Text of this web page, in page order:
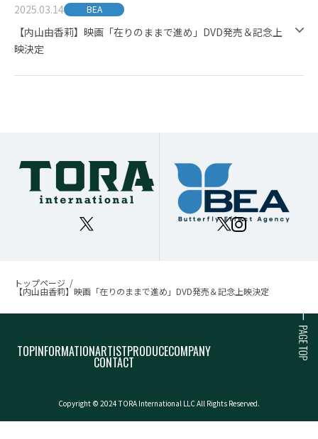
2025.03.14 BEA
【内山由香莉】映画「在りのままで進め」DVD発売＆記念上
映決定
トップページ
【内山由香莉】映画「在りのままで進め」DVD発売＆記念上映決定
TOPINFORMATIONARTISTPRODUCECOMPANY
CONTACT
Copyright © 2024 TORA International LLC All Rights Reserved.